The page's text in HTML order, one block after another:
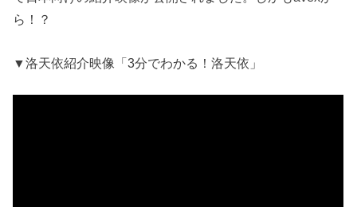
ら！？
▼洛天依紹介映像「3分でわかる！洛天依」